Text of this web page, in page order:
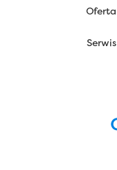
Oferta
Serwis